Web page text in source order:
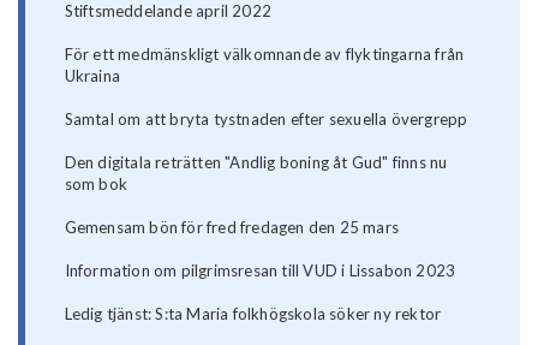
Stiftsmeddelande april 2022
För ett medmänskligt välkomnande av flyktingarna från
Ukraina
Samtal om att bryta tystnaden efter sexuella övergrepp
Den digitala reträtten "Andlig boning åt Gud" finns nu
som bok
Gemensam bön för fred fredagen den 25 mars
Information om pilgrimsresan till VUD i Lissabon 2023
Ledig tjänst: S:ta Maria folkhögskola söker ny rektor